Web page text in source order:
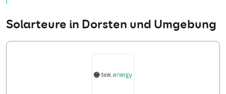
Solarteure in Dorsten und Umgebung